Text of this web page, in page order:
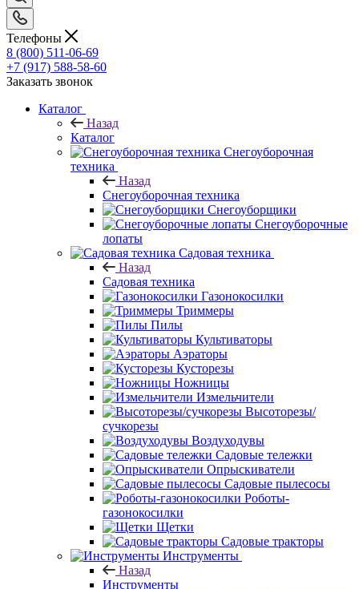
Телефоны
8 (800) 511-06-69
+7 (917) 588-58-60
Заказать звонок
Каталог
Назад
Каталог
Снегоуборочная
техника
Назад
Снегоуборочная техника
Снегоуборщики
Снегоуборочные
лопаты
Садовая техника
Назад
Садовая техника
Газонокосилки
Триммеры
Пилы
Культиваторы
Аэраторы
Кусторезы
Ножницы
Измельчители
Высоторезы/
сучкорезы
Воздуходувы
Садовые тележки
Опрыскиватели
Садовые пылесосы
Роботы-
газонокосилки
Щетки
Садовые тракторы
Инструменты
Назад
Инструменты